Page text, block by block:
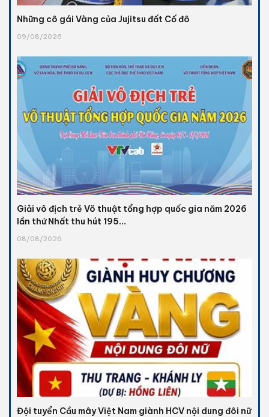
Những cô gái Vàng của Jujitsu đất Cố đô
09/08/2026
Giải vô địch trẻ Võ thuật tổng hợp quốc gia năm 2026
lần thứ Nhất thu hút 195...
08/08/2026
Đội tuyển Cầu mây Việt Nam giành HCV nội dung đôi nữ